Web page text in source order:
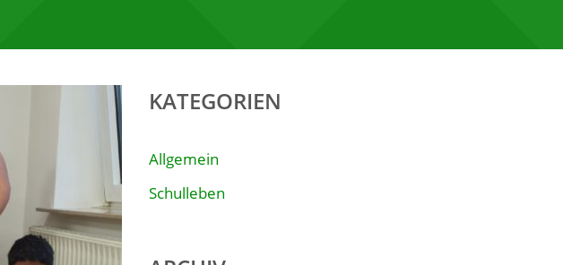
KATEGORIEN
Allgemein
Schulleben